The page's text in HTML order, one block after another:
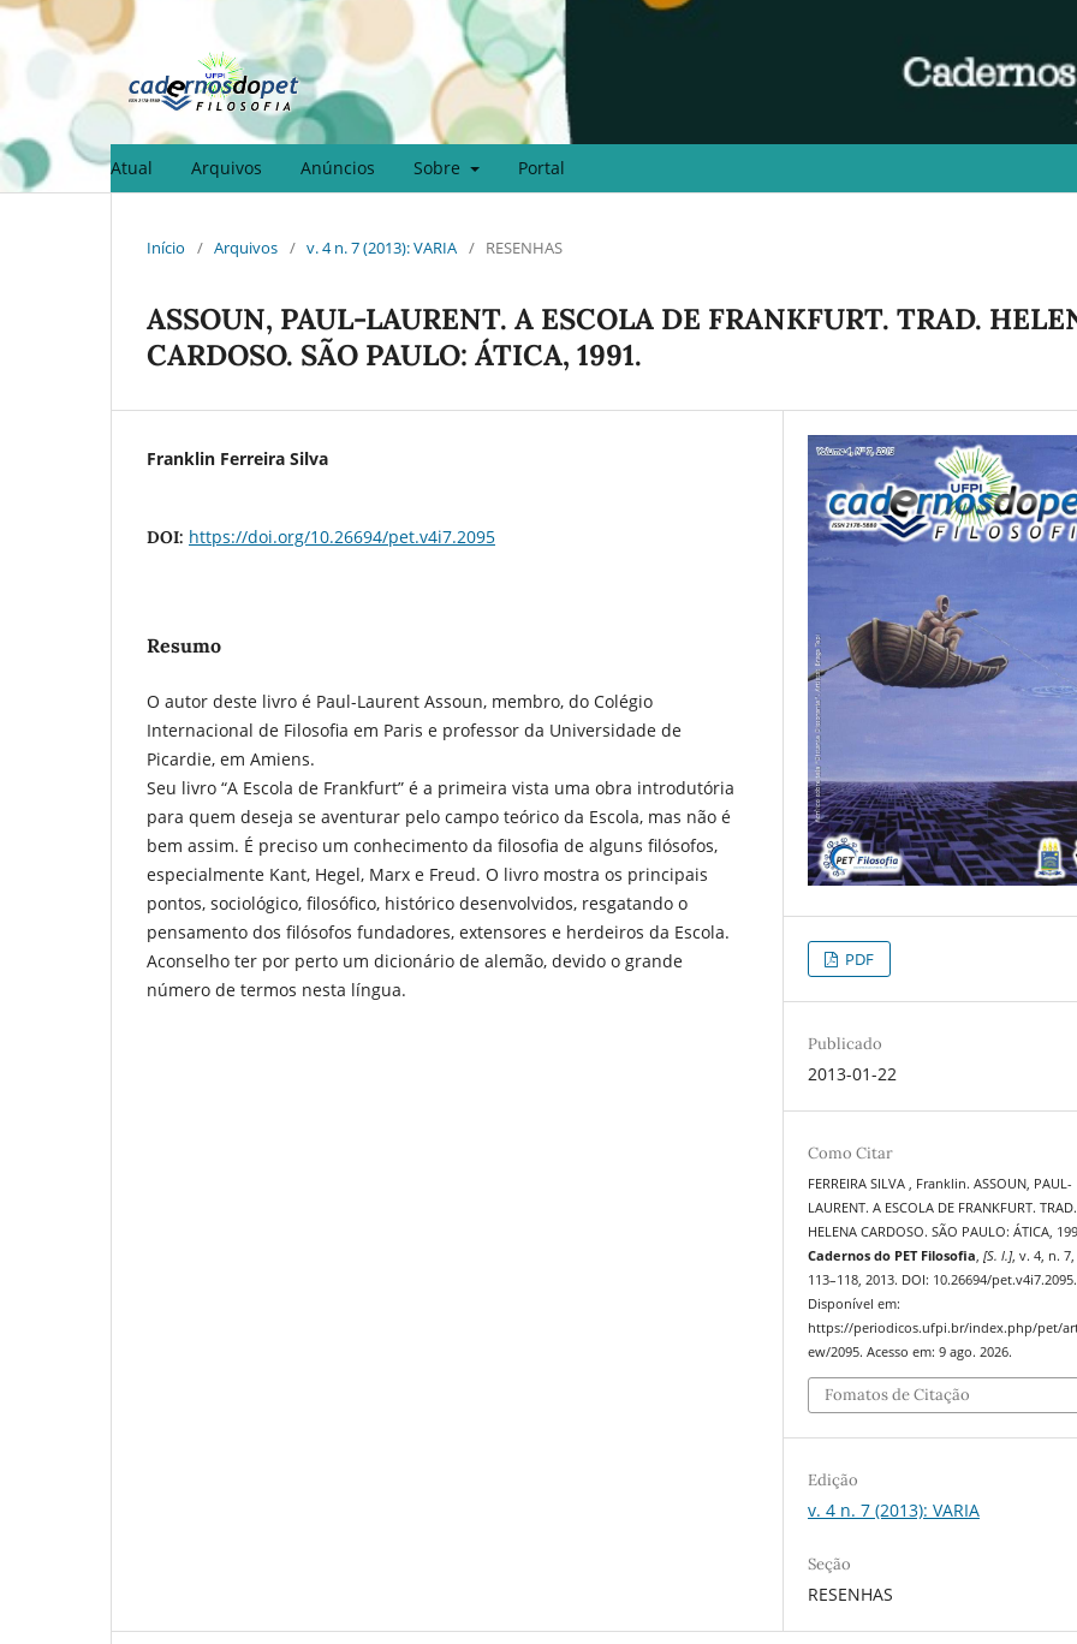
Atual Arquivos Anúncios Sobre Portal
Início / Arquivos / v. 4 n. 7 (2013): VARIA / RESENHAS
ASSOUN, PAUL-LAURENT. A ESCOLA DE FRANKFURT. TRAD.
CARDOSO. SÃO PAULO: ÁTICA, 1991.
Franklin Ferreira Silva
DOI: https://doi.org/10.26694/pet.v4i7.2095
Resumo
O autor deste livro é Paul-Laurent Assoun, membro, do Colégio
Internacional de Filosofia em Paris e professor da Universidade de
Picardie, em Amiens.
Seu livro “A Escola de Frankfurt” é a primeira vista uma obra introdutória
para quem deseja se aventurar pelo campo teórico da Escola, mas não é
bem assim. É preciso um conhecimento da filosofia de alguns filósofos,
especialmente Kant, Hegel, Marx e Freud. O livro mostra os principais
pontos, sociológico, filosófico, histórico desenvolvidos, resgatando o
pensamento dos filósofos fundadores, extensores e herdeiros da Escola.
Aconselho ter por perto um dicionário de alemão, devido o grande
número de termos nesta língua.
PDF
Publicado
2013-01-22
Como Citar
FERREIRA SILVA , Franklin. ASSOUN, PAUL-
LAURENT. A ESCOLA DE FRANKFURT. TRAD.
HELENA CARDOSO. SÃO PAULO: ÁTICA,
Cadernos do PET Filosofia,[S. l.], v. 4, n. 7,
113–118, 2013. DOI: 10.26694/pet.v4i7.2095.
Disponível em:
https://periodicos.ufpi.br/index.php/pet/
ew/2095. Acesso em: 9 ago. 2026.
Fomatos de Citação
Edição
v. 4 n. 7 (2013): VARIA
Seção
RESENHAS